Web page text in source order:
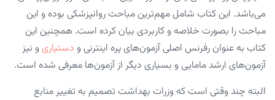
می‌باشد. این کتاب شامل مهم‌ترین مباحث روانپزشکی بوده و این
مباحث را بصورت خلاصه و کاربردی بیان کرده است. همچنین این
کتاب به عنوان رفرنس اصلی آزمون‌های پره اینترنی و دستیاری و نیز
آزمون‌های ارشد مامایی و بسیاری دیگر از آزمون‌ها معرفی شده است.
البته چند وقتی است که وزرات بهداشت تصمیم به تغییر منابع